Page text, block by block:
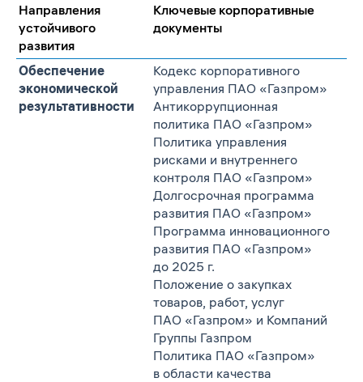
Направления
устойчивого
развития
Ключевые корпоративные
документы
Обеспечение
экономической
результативности
Кодекс корпоративного
управления ПАО «Газпром»
Антикоррупционная
политика ПАО «Газпром»
Политика управления
рисками и внутреннего
контроля ПАО «Газпром»
Долгосрочная программа
развития ПАО «Газпром»
Программа инновационного
развития ПАО «Газпром»
до 2025 г.
Положение о закупках
товаров, работ, услуг
ПАО «Газпром» и Компаний
Группы Газпром
Политика ПАО «Газпром»
в области качества